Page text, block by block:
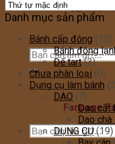
Fanpage
Danh mục sản phẩm
Bánh cấp đông (10)
Bánh đông
Đế tart (3)
Chưa phân loại (0)
Dụng cụ làm bánh
DAO (7)
Dao cắt
Dao chà
DỤNG CỤ (19)